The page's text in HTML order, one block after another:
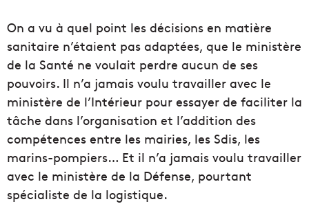
On a vu à quel point les décisions en matière
sanitaire n’étaient pas adaptées, que le ministère
de la Santé ne voulait perdre aucun de ses
pouvoirs. Il n’a jamais voulu travailler avec le
ministère de l’Intérieur pour essayer de faciliter la
tâche dans l’organisation et l’addition des
compétences entre les mairies, les Sdis, les
marins-pompiers… Et il n’a jamais voulu travailler
avec le ministère de la Défense, pourtant
spécialiste de la logistique.